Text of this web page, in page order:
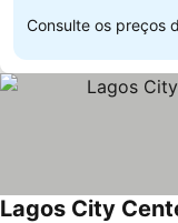
Consulte os preços
Lagos City